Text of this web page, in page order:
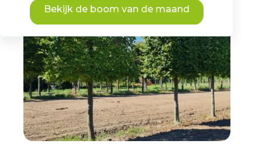
Bekijk de boom van de maand
de